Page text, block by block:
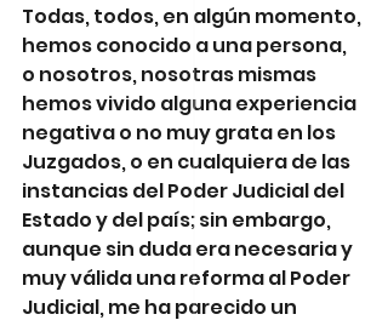
Todas, todos, en algún momento,
hemos conocido a una persona,
o nosotros, nosotras mismas
hemos vivido alguna experiencia
negativa o no muy grata en los
Juzgados, o en cualquiera de las
instancias del Poder Judicial del
Estado y del país; sin embargo,
aunque sin duda era necesaria y
muy válida una reforma al Poder
Judicial, me ha parecido un